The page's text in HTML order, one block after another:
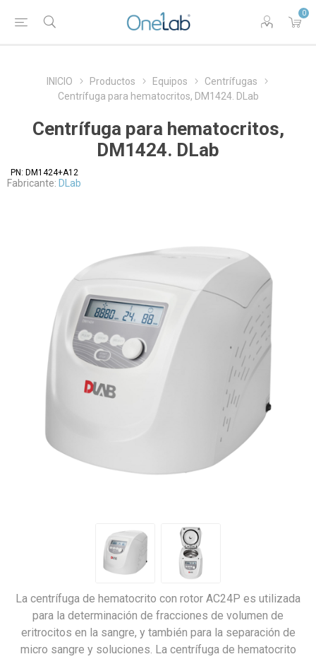
0
INICIO Productos Equipos
Centrífugas
Centrífuga para hematocritos, DM1424. DLab
Centrífuga para hematocritos,
DM1424. DLab
PN: DM1424+A12
Fabricante: DLab
La centrífuga de hematocrito con rotor AC24P es utilizada
para la determinación de fracciones de volumen de
eritrocitos en la sangre, y también para la separación de
micro sangre y soluciones. La centrífuga de hematocrito